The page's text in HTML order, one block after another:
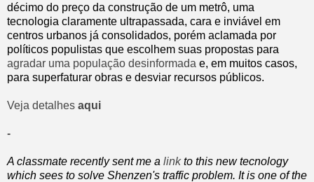
décimo do preço da construção de um metrô, uma
tecnologia claramente ultrapassada, cara e inviável em
centros urbanos já consolidados, porém aclamada por
políticos populistas que escolhem suas propostas para
agradar uma população desinformada e, em muitos casos,
para superfaturar obras e desviar recursos públicos.
Veja detalhes aqui
-
A classmate recently sent me a linkto this new tecnology
which sees to solve Shenzen's traffic problem. It is one of the